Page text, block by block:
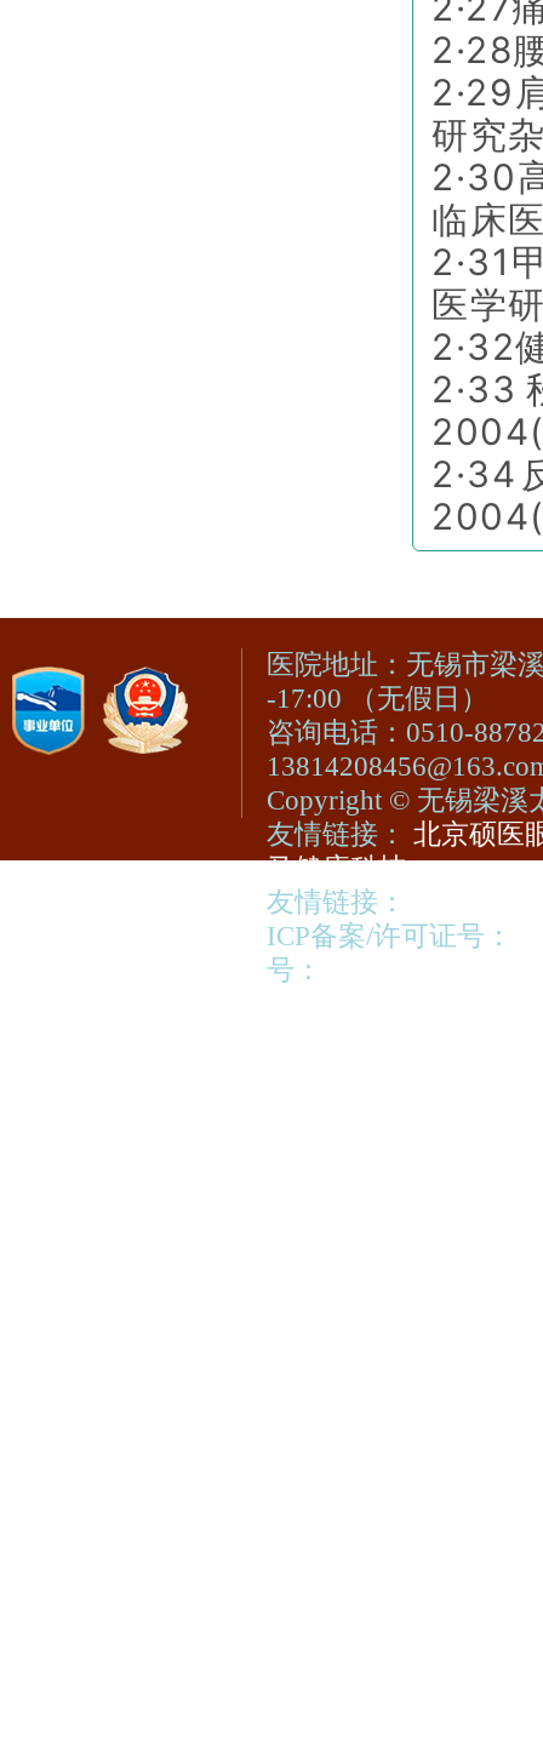
2·28
2·29
研究
2·30
临床
2·31
医学
2·32
2·34
医院地址：无锡市梁
-17:00 （无假日）
咨询电话：0510-
Copyright © 无锡梁溪
友情链接： 北京硕医
马健康科技
友情链接：
ICP备案/许可证号：
号：